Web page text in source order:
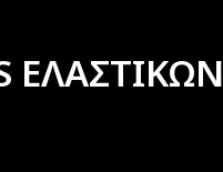
ΕΛΑΣΤΙΚΩΝ